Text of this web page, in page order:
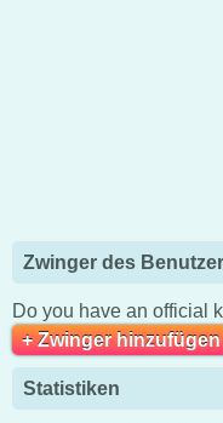
Zwinger des
Do you have an official
+ Zwinger hinzufügen
Statistiken